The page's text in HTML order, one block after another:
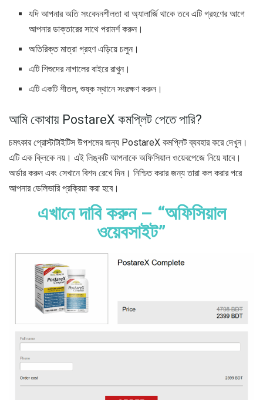
যদি আপনার অতি সংবেদনশীলতা বা অ্যালার্জি থাকে তবে এটি গ্রহণের আগে
আপনার ডাক্তারের সাথে পরামর্শ করুন।
অতিরিক্ত মাত্রা গ্রহণ এড়িয়ে চলুন।
এটি শিশুদের নাগালের বাইরে রাখুন।
এটি একটি শীতল, শুষ্ক স্থানে সংরক্ষণ করুন।
আমি কোথায় PostareX কমপ্লিট পেতে পারি?
চমৎকার প্রোস্টাটাইটিস উপশমের জন্য PostareX কমপ্লিট ব্যবহার করে দেখুন।
এটি এক ক্লিকে নয়। এই লিঙ্কটি আপনাকে অফিসিয়াল ওয়েবপেজে নিয়ে যাবে।
অর্ডার করুন এবং সেখানে বিশদ রেখে দিন। নিশ্চিত করার জন্য তারা কল করার পরে
আপনার ডেলিভারি প্রক্রিয়া করা হবে।
এখানে দাবি করুন – “অফিসিয়াল
ওয়েবসাইট”